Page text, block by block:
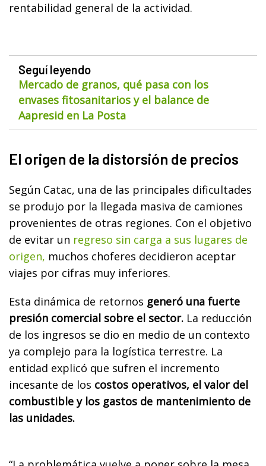
rentabilidad general de la actividad.
Seguí leyendo
Mercado de granos, qué pasa con los
envases fitosanitarios y el balance de
Aapresid en La Posta
El origen de la distorsión de precios
Según Catac, una de las principales dificultades
se produjo por la llegada masiva de camiones
provenientes de otras regiones. Con el objetivo
de evitar un regreso sin carga a sus lugares de
origen, muchos choferes decidieron aceptar
viajes por cifras muy inferiores.
Esta dinámica de retornos generó una fuerte
presión comercial sobre el sector. La reducción
de los ingresos se dio en medio de un contexto
ya complejo para la logística terrestre. La
entidad explicó que sufren el incremento
incesante de los costos operativos, el valor del
combustible y los gastos de mantenimiento de
las unidades.